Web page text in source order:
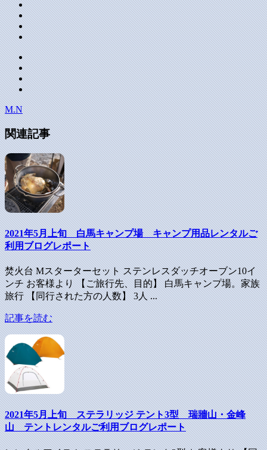
M.N
関連記事
2021年5月上旬 白馬キャンプ場 キャンプ用品レンタルご
利用ブログレポート
焚火台 Mスターターセット ステンレスダッチオーブン10イ
ンチ お客様より 【ご旅行先、目的】 白馬キャンプ場。家族
旅行 【同行された方の人数】 3人 ...
記事を読む
2021年5月上旬 ステラリッジ テント3型 瑞牆山・金峰
山 テントレンタルご利用ブログレポート